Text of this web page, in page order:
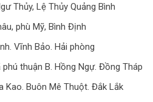
Thủy, Lệ Thủy Quảng Bình
phù Mỹ, Bình Định
Vĩnh Bảo. Hải phòng
thuận B. Hồng Ngự. Đồng Tháp
Kao. Buôn Mê Thuột. Đắk Lắk